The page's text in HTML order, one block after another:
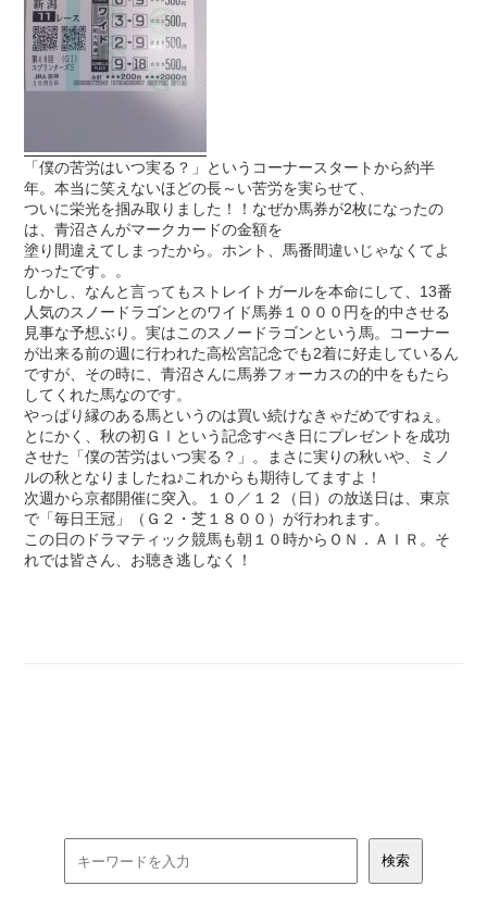
「僕の苦労はいつ実る？」というコーナースタートから約半
年。本当に笑えないほどの長～い苦労を実らせて、
ついに栄光を掴み取りました！！なぜか馬券が2枚になったの
は、青沼さんがマークカードの金額を
塗り間違えてしまったから。ホント、馬番間違いじゃなくてよ
かったです。。
しかし、なんと言ってもストレイトガールを本命にして、13番
人気のスノードラゴンとのワイド馬券１０００円を的中させる
見事な予想ぶり。実はこのスノードラゴンという馬。コーナー
が出来る前の週に行われた高松宮記念でも2着に好走しているん
ですが、その時に、青沼さんに馬券フォーカスの的中をもたら
してくれた馬なのです。
やっぱり縁のある馬というのは買い続けなきゃだめですねぇ。
とにかく、秋の初ＧⅠという記念すべき日にプレゼントを成功
させた「僕の苦労はいつ実る？」。まさに実りの秋いや、ミノ
ルの秋となりましたね♪これからも期待してますよ！
次週から京都開催に突入。１０／１２（日）の放送日は、東京
で「毎日王冠」（Ｇ２・芝１８００）が行われます。
この日のドラマティック競馬も朝１０時からＯＮ．ＡＩＲ。そ
れでは皆さん、お聴き逃しなく！